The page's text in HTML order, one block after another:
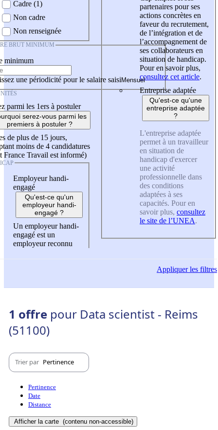
Cadre (1)
Non cadre
Non renseignée
BRUT MINIMUM
minimum
une périodicité pour le salaire saisi
parmi les 1ers à postuler
serez-vous parmi les
premiers à postuler ?
de plus de 15 jours,
moins de 4 candidatures
France Travail est informé)
Employeur handi-
engagé
Qu'est-ce qu'un
employeur handi-
engagé ?
Un employeur handi-
engagé est un
employeur reconnu
partenaires pour ses
actions concrètes en
faveur du recrutement,
de l’intégration et de
l’accompagnement de
ses collaborateurs en
situation de handicap.
Pour en savoir plus,
consultez cet article.
Entreprise adaptée
Qu'est-ce qu'une
entreprise adaptée
?
L'entreprise adaptée
permet à un travailleur
en situation de
handicap d'exercer
une activité
professionnelle dans
des conditions
adaptées à ses
capacités. Pour en
savoir plus, consultez
le site de l’UNEA.
Appliquerles filtres
1 offre pour Data scientist - Reims
(51100)
Trier par Pertinence
Pertinence
Date
Distance
Afficher la carte (contenu non-accessible)